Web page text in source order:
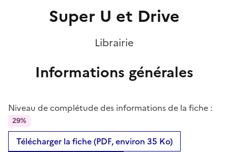
Super U et Drive
Librairie
Informations générales
Niveau de complétude des informations de la fiche :
29%
Télécharger la fiche (PDF, environ 35 Ko)